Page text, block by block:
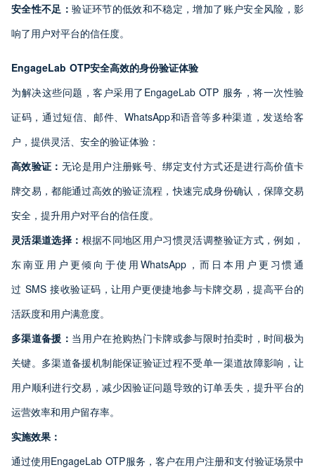
安全性不足：验证环节的低效和不稳定，增加了账户安全风险，影
响了用户对平台的信任度。
EngageLab OTP安全高效的身份验证体验
为解决这些问题，客户采用了EngageLab OTP 服务，将一次性验
证码，通过短信、邮件、WhatsApp和语音等多种渠道，发送给客
户，提供灵活、安全的验证体验：
高效验证： 无论是用户注册账号、绑定支付方式还是进行高价值卡
牌交易，都能通过高效的验证流程，快速完成身份确认，保障交易
安全，提升用户对平台的信任度。
灵活渠道选择： 根据不同地区用户习惯灵活调整验证方式，例如，
东南亚用户更倾向于使用WhatsApp，而日本用户更习惯通
过 SMS 接收验证码，让用户更便捷地参与卡牌交易，提高平台的
活跃度和用户满意度。
多渠道备援： 当用户在抢购热门卡牌或参与限时拍卖时，时间极为
关键。多渠道备援机制能保证验证过程不受单一渠道故障影响，让
用户顺利进行交易，减少因验证问题导致的订单丢失，提升平台的
运营效率和用户留存率。
实施效果：
通过使用EngageLab OTP服务，客户在用户注册和支付验证场景中